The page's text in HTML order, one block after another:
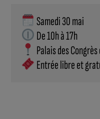
Samedi 30 mai
De 10h à 17h
Palais des
Entrée libre et